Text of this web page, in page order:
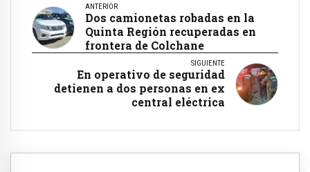
ANTERIOR
Dos camionetas robadas en la
Quinta Región recuperadas en
frontera de Colchane
SIGUIENTE
En operativo de seguridad
detienen a dos personas en ex
central eléctrica